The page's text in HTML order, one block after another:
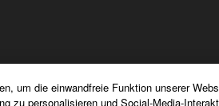
um die einwandfreie Funktion unserer
zu personalisieren und Social-Media-